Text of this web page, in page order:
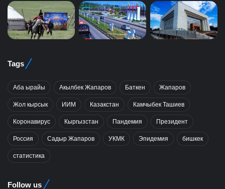
Tags
Аба ырайы Акылбек Жапаров Баткен Жапаров
Жол кырсык ИИМ Казакстан Камчыбек Ташиев
Коронавирус Кыргызстан Пандемия Президент
Россия Садыр Жапаров УКМК Эпидемия бишкек
статистика
Follow us